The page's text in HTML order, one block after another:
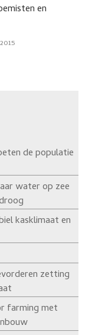
en
de populatie
water op zee
kasklimaat en
zetting
farming met